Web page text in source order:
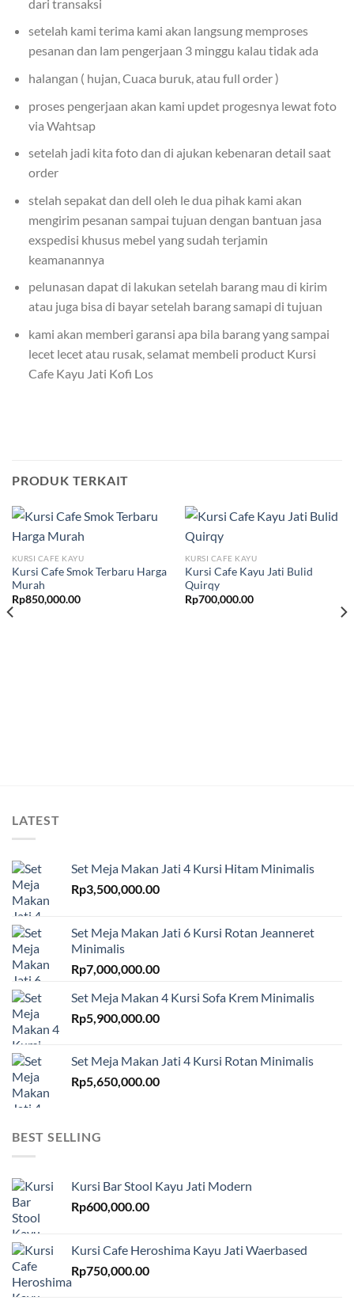
dari transaksi
setelah kami terima kami akan langsung memproses
pesanan dan lam pengerjaan 3 minggu kalau tidak ada
halangan ( hujan, Cuaca buruk, atau full order )
proses pengerjaan akan kami updet progesnya lewat foto
via Wahtsap
setelah jadi kita foto dan di ajukan kebenaran detail saat
order
stelah sepakat dan dell oleh le dua pihak kami akan
mengirim pesanan sampai tujuan dengan bantuan jasa
exspedisi khusus mebel yang sudah terjamin
keamanannya
pelunasan dapat di lakukan setelah barang mau di kirim
atau juga bisa di bayar setelah barang samapi di tujuan
kami akan memberi garansi apa bila barang yang sampai
lecet lecet atau rusak, selamat membeli product Kursi
Cafe Kayu Jati Kofi Los
PRODUK TERKAIT
KURSI CAFE KAYU
Kursi Cafe Smok Terbaru Harga
Murah
Rp850,000.00
KURSI CAFE KAYU
Kursi Cafe Kayu Jati Bulid
Quirqy
Rp700,000.00
LATEST
Set Meja Makan Jati 4 Kursi Hitam Minimalis
Rp3,500,000.00
Set Meja Makan Jati 6 Kursi Rotan Jeanneret
Minimalis
Rp7,000,000.00
Set Meja Makan 4 Kursi Sofa Krem Minimalis
Rp5,900,000.00
Set Meja Makan Jati 4 Kursi Rotan Minimalis
Rp5,650,000.00
BEST SELLING
Kursi Bar Stool Kayu Jati Modern
Rp600,000.00
Kursi Cafe Heroshima Kayu Jati Waerbased
Rp750,000.00